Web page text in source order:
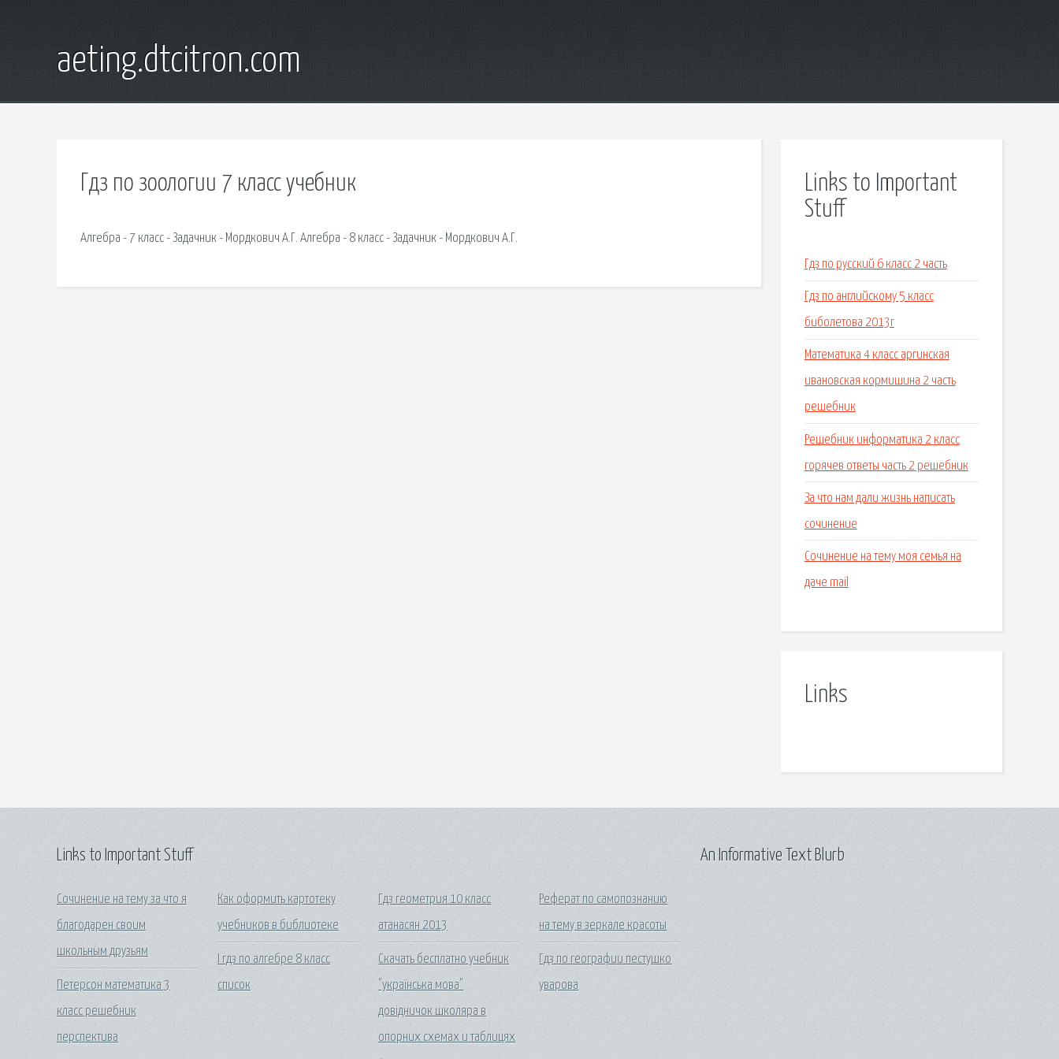
aeting.dtcitron.com
Гдз по зоологии 7 класс учебник
Алгебра - 7 класс - Задачник - Мордкович А.Г. Алгебра - 8 класс - Задачник - Мордкович А.Г.
Links to Important
Stuff
Гдз по русский 6 класс 2 часть
Гдз по английскому 5 класс
биболетова 2013г
Математика 4 класс аргинская
ивановская кормишина 2 часть
решебник
Решебник информатика 2 класс
горячев ответы часть 2 решебник
За что нам дали жизнь написать
сочинение
Сочинение на тему моя семья на
даче mail
Links
Links to Important Stuff
Сочинение на тему за что я
благодарен своим
школьным друзьям
Петерсон математика 3
класс решебник
перспектива
Как оформить картотеку
учебников в библиотеке
I гдз по алгебре 8 класс
список
Гдз геометрия 10 класс
атанасян 2013
Скачать бесплатно учебник
"українська мова"
довідничок школяра в
опорних схемах и таблицях
Реферат по самопознанию
на тему в зеркале красоты
Гдз по географии пестушко
уварова
An Informative Text Blurb